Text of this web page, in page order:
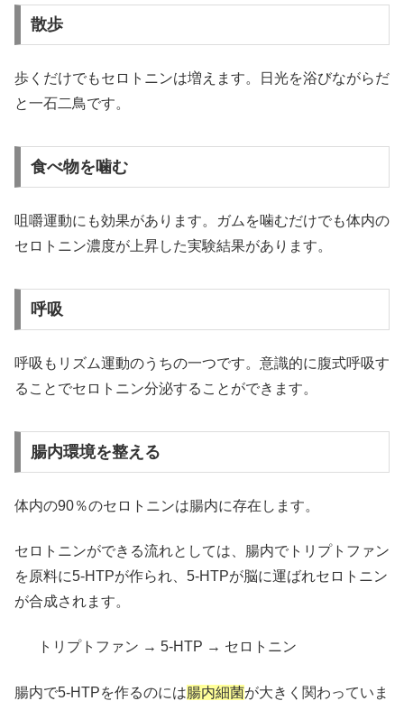
散歩
歩くだけでもセロトニンは増えます。日光を浴びながらだ
と一石二鳥です。
食べ物を噛む
咀嚼運動にも効果があります。ガムを噛むだけでも体内の
セロトニン濃度が上昇した実験結果があります。
呼吸
呼吸もリズム運動のうちの一つです。意識的に腹式呼吸す
ることでセロトニン分泌することができます。
腸内環境を整える
体内の90％のセロトニンは腸内に存在します。
セロトニンができる流れとしては、腸内でトリプトファン
を原料に5-HTPが作られ、5-HTPが脳に運ばれセロトニン
が合成されます。
トリプトファン → 5-HTP → セロトニン
腸内で5-HTPを作るのには腸内細菌が大きく関わっていま